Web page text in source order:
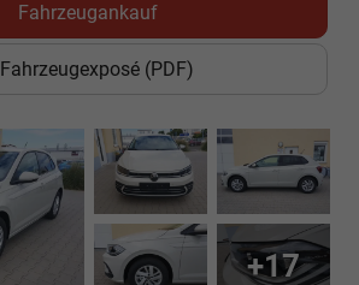
Fahrzeugankauf
Fahrzeugexposé (PDF)
+17